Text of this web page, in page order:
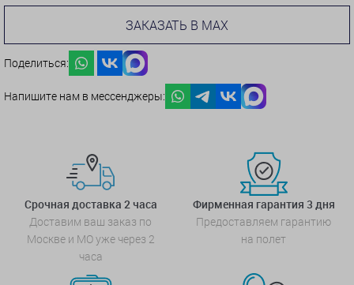
ЗАКАЗАТЬ В MAX
Поделиться:
Напишите нам в мессенджеры:
Срочная доставка 2 часа
Доставим ваш заказ по
Москве и МО уже через 2
часа
Фирменная гарантия 3 дня
Предоставляем гарантию
на полет